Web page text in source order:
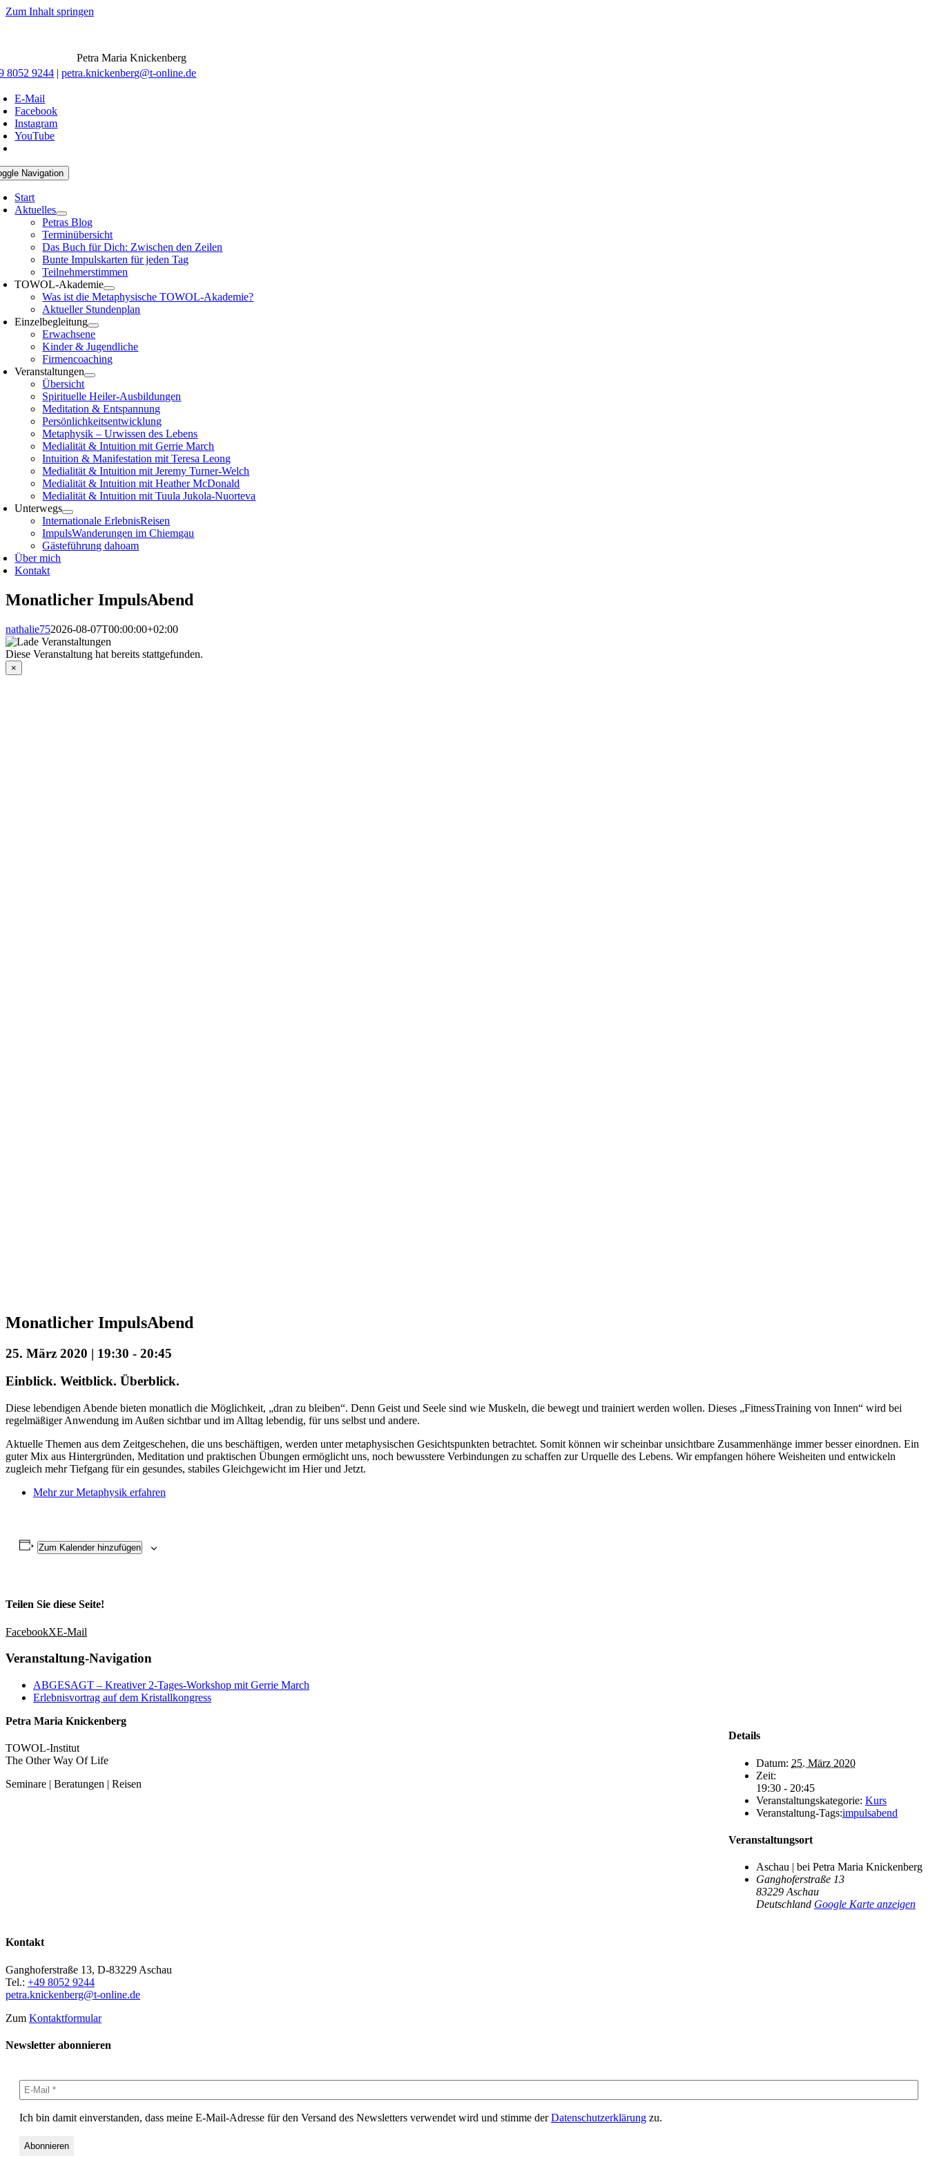
Zum Inhalt springen
Petra Maria Knickenberg
8052 9244 |petra.knickenberg@t-online.de
E-Mail
Facebook
Instagram
YouTube
Navigation
Start
Aktuelles
Petras Blog
Terminübersicht
Das Buch für Dich: Zwischen den Zeilen
Bunte Impulskarten für jeden Tag
Teilnehmerstimmen
TOWOL-Akademie
Was ist die Metaphysische TOWOL-Akademie?
Aktueller Stundenplan
Einzelbegleitung
Erwachsene
Kinder & Jugendliche
Firmencoaching
Veranstaltungen
Übersicht
Spirituelle Heiler-Ausbildungen
Meditation & Entspannung
Persönlichkeitsentwicklung
Metaphysik – Urwissen des Lebens
Medialität & Intuition mit Gerrie March
Intuition & Manifestation mit Teresa Leong
Medialität & Intuition mit Jeremy Turner-Welch
Medialität & Intuition mit Heather McDonald
Medialität & Intuition mit Tuula Jukola-Nuorteva
Unterwegs
Internationale ErlebnisReisen
ImpulsWanderungen im Chiemgau
Gästeführung dahoam
Über mich
Kontakt
Monatlicher ImpulsAbend
nathalie752026-08-07T00:00:00+02:00
Diese Veranstaltung hat bereits stattgefunden.
×
Monatlicher ImpulsAbend
25. März 2020 | 19:30 - 20:45
Einblick. Weitblick. Überblick.
Diese lebendigen Abende bieten monatlich die Möglichkeit, „dran zu bleiben“. Denn Geist und Seele sind wie Muskeln, die bewegt und trainiert werden wollen. Dieses „FitnessTraining von Innen“ wird bei
regelmäßiger Anwendung im Außen sichtbar und im Alltag lebendig, für uns selbst und andere.
Aktuelle Themen aus dem Zeitgeschehen, die uns beschäftigen, werden unter metaphysischen Gesichtspunkten betrachtet. Somit können wir scheinbar unsichtbare Zusammenhänge immer besser einordnen. Ein
guter Mix aus Hintergründen, Meditation und praktischen Übungen ermöglicht uns, noch bewusstere Verbindungen zu schaffen zur Urquelle des Lebens. Wir empfangen höhere Weisheiten und entwickeln
zugleich mehr Tiefgang für ein gesundes, stabiles Gleichgewicht im Hier und Jetzt.
Mehr zur Metaphysik erfahren
Zum Kalender hinzufügen
Teilen Sie diese Seite!
FacebookXE-Mail
Veranstaltung-Navigation
ABGESAGT – Kreativer 2-Tages-Workshop mit Gerrie March
Erlebnisvortrag auf dem Kristallkongress
Details
Datum: 25. März 2020
Zeit:
19:30 - 20:45
Veranstaltungskategorie: Kurs
Veranstaltung-Tags:impulsabend
Veranstaltungsort
Aschau | bei Petra Maria Knickenberg
Ganghoferstraße 13
83229 Aschau
Deutschland Google Karte anzeigen
Petra Maria Knickenberg
TOWOL-Institut
The Other Way Of Life
Seminare | Beratungen | Reisen
Kontakt
Ganghoferstraße 13, D-83229 Aschau
Tel.: +49 8052 9244
petra.knickenberg@t-online.de
Zum Kontaktformular
Newsletter abonnieren
Ich bin damit einverstanden, dass meine E-Mail-Adresse für den Versand des Newsletters verwendet wird und stimme derDatenschutzerklärung zu.